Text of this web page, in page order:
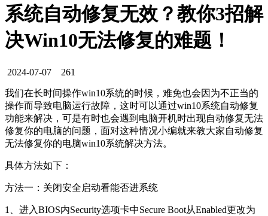
系统自动修复无效？教你3招解
决Win10无法修复的难题！
2024-07-07 261
我们在长时间操作win10系统的时候，难免也会因为不正当的
操作而导致电脑运行故障，这时可以通过win10系统自动修复
功能来解决，可是有时也会遇到电脑开机时出现自动修复无法
修复你的电脑的问题，面对这种情况小编就来教大家自动修复
无法修复你的电脑win10系统解决方法。
具体方法如下：
方法一：关闭安全启动看能否进系统
1、进入BIOS内Security选项卡中Secure Boot从Enabled更改为